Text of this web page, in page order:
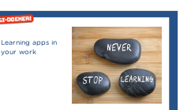
Learning apps in
your work